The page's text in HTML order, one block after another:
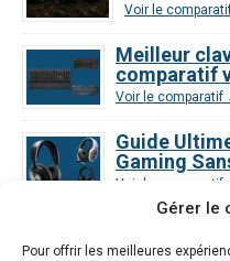
Gérer le
Pour offrir les meilleures
Voir le
Meilleur
comparatif
Voir le comparatif
Guide
Gaming
Voir le comparatif